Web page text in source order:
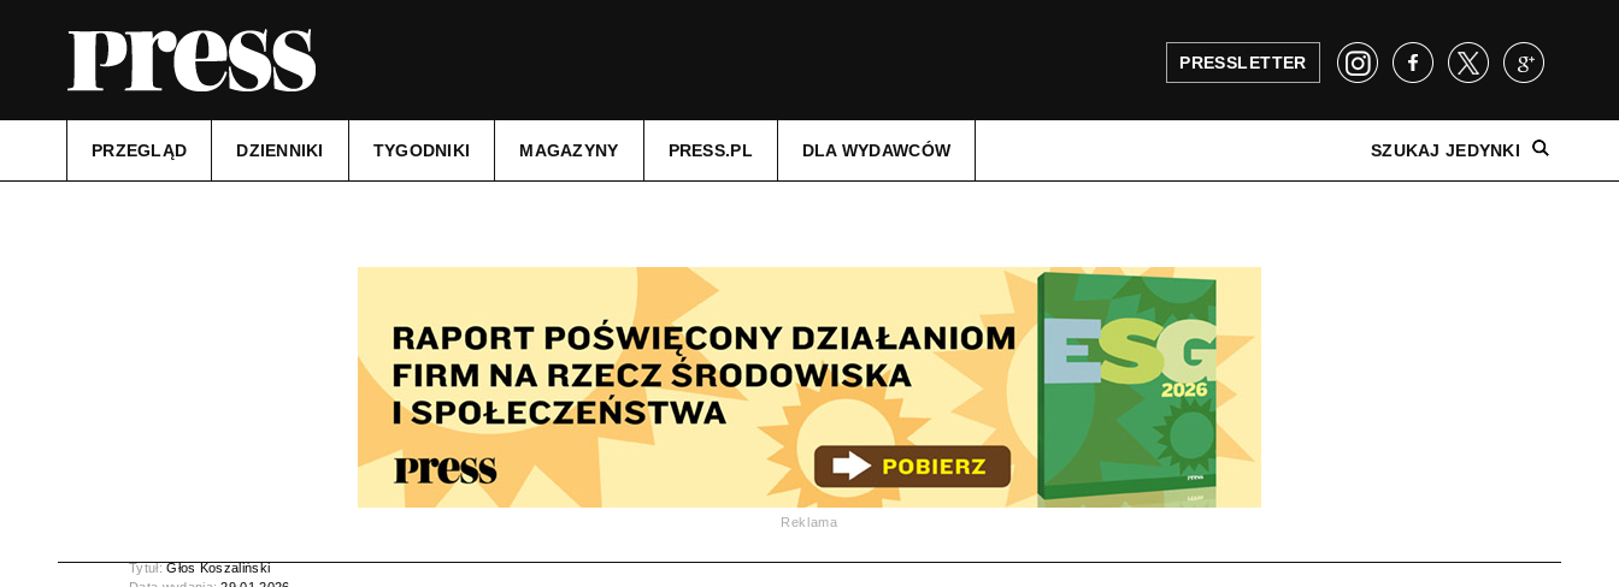
PRESSLETTER
PRZEGLĄD DZIENNIKI TYGODNIKI MAGAZYNY PRESS.PL DLA WYDAWCÓW SZUKAJ JEDYNKI
Reklama
Tytuł:Głos Koszaliński